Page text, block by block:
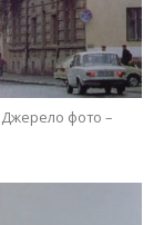
Джерело фото –